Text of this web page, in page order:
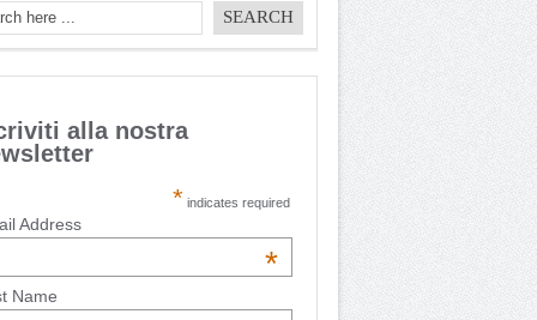
alla nostra
* indicates required
Address
*
Name